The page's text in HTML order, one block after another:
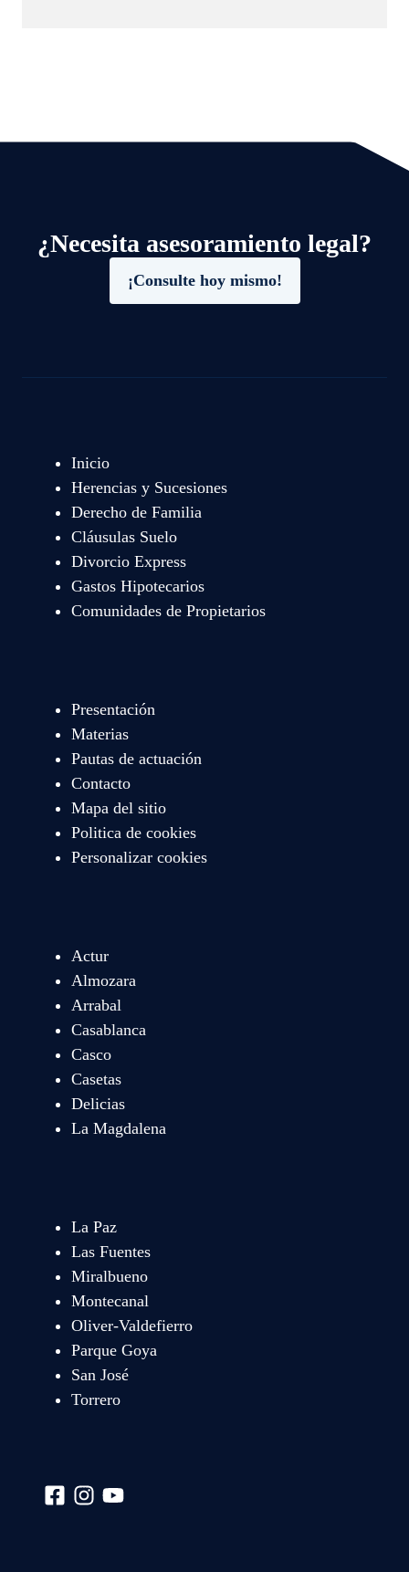
¿Necesita asesoramiento legal?
¡Consulte hoy mismo!
Inicio
Herencias y Sucesiones
Derecho de Familia
Cláusulas Suelo
Divorcio Express
Gastos Hipotecarios
Comunidades de Propietarios
Presentación
Materias
Pautas de actuación
Contacto
Mapa del sitio
Politica de cookies
Personalizar cookies
Actur
Almozara
Arrabal
Casablanca
Casco
Casetas
Delicias
La Magdalena
La Paz
Las Fuentes
Miralbueno
Montecanal
Oliver-Valdefierro
Parque Goya
San José
Torrero